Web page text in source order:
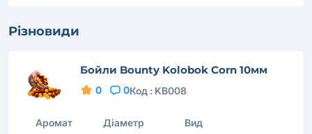
Різновиди
Бойли Bounty Kolobok Corn 10мм
0 0Код : KB008
Аромат Діаметр Вид